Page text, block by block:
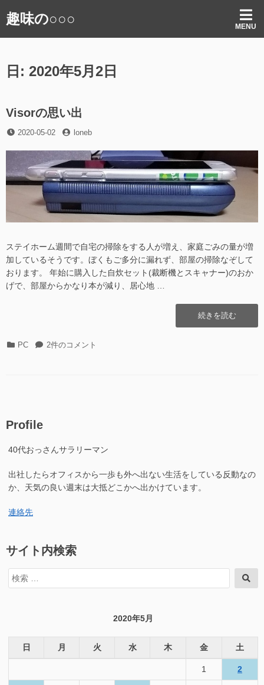
ン
ッ
趣味の○○○ MENU
日: 2020年5月2日
Visorの思い出
投
2020-05-02
投
者
loneb
ステイホーム週間で自宅の掃除をする人が増え、家庭ごみの量が増
加しているそうです。ぼくもご多分に漏れず、部屋の掃除なぞして
おります。 年始に購入した自炊セット(裁断機とスキャナー)のおか
げで、部屋からかなり本が減り、居心地 …
“Visor
の
続きを読む
カ
PC
Visor
2件のコメント
Profile
40代おっさんサラリーマン
出社したらオフィスから一歩も外へ出ない生活をしている反動なの
か、天気の良い週末は大抵どこかへ出かけています。
連絡先
サイト内検索
検
索
索
2020年5月
日 月 火 水 木 金 土
1 2